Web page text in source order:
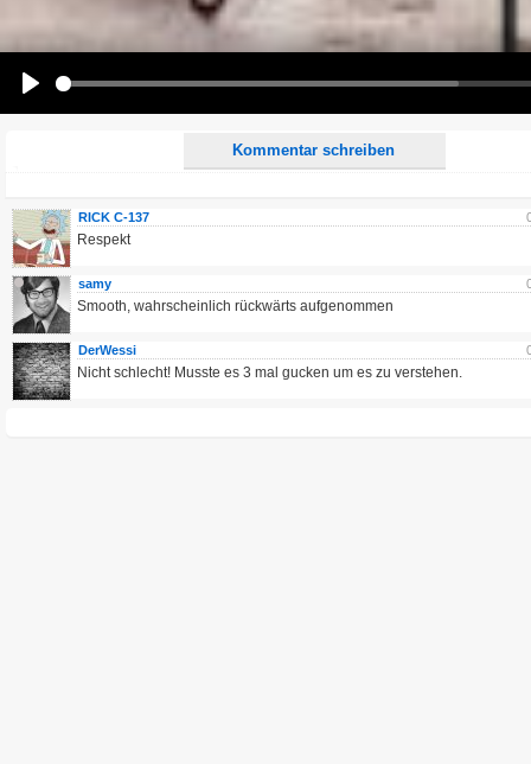
Kommentar schreiben
Alle HTML-Tags außer <br>, <strike> und <i> werden aus Deinem Kommentar entfernt.
URLs werden automatisch umgewandelt. Bitte verwende "www." oder "http://" in URLs
Ich möchte eine E-Mail, wenn auf dieser Seite weitere Kommentare erscheinen.
RICK C-137
Respekt
samy
Smooth, wahrscheinlich rückwärts aufgenommen
DerWessi
Nicht schlecht! Musste es 3 mal gucken um es zu verstehen.